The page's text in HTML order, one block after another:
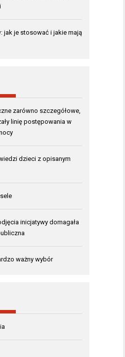
jak je stosować i jakie mają
zarówno szczegółowe,
linię postępowania w
dzieci z opisanym
inicjatywy domagała
ważny wybór